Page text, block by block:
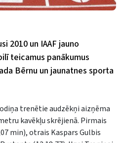
2010 un IAAF jauno
teicamus panākumus
Bērnu un jaunatnes sporta
trenētie audzēkņi aizņēma
kavēkļu skrējienā. Pirmais
min), otrais Kaspars Gulbis